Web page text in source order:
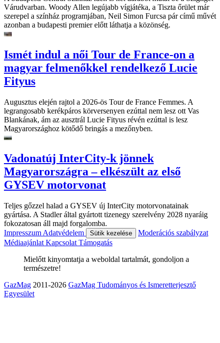
Várudvarban. Woody Allen legújabb vígjátéka, a Tiszta őrület már
szerepel a színház programjában, Neil Simon Furcsa pár című művét
azonban a budapesti premier előtt láthatja a közönség.
Ismét indul a női Tour de France-on a
magyar felmenőkkel rendelkező Lucie
Fityus
Augusztus elején rajtol a 2026-ös Tour de France Femmes. A
legrangosabb kerékpáros körversenyen ezúttal nem lesz ott Vas
Blankának, ám az ausztrál Lucie Fityus révén ezúttal is lesz
Magyarországhoz kötődő bringás a mezőnyben.
Vadonatúj InterCity-k jönnek
Magyarországra – elkészült az első
GYSEV motorvonat
Teljes gőzzel halad a GYSEV új InterCity motorvonatainak
gyártása. A Stadler által gyártott tizenegy szerelvény 2028 nyaráig
fokozatosan áll majd forgalomba.
Impresszum Adatvédelem Sütik kezelése
Moderációs szabályzat
Médiaajánlat Kapcsolat Támogatás
Mielőtt kinyomtatja a weboldal tartalmát, gondoljon a
természetre!
GazMag 2011-2026 GazMag Tudományos és Ismeretterjesztő
Egyesület